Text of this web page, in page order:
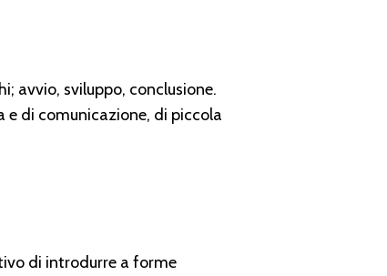
avvio, sviluppo, conclusione.
e di comunicazione, di piccola
di introdurre a forme